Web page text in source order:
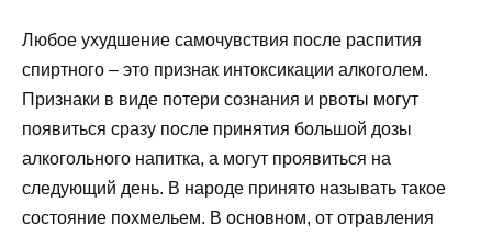
Любое ухудшение самочувствия после распития
спиртного – это признак интоксикации алкоголем.
Признаки в виде потери сознания и рвоты могут
появиться сразу после принятия большой дозы
алкогольного напитка, а могут проявиться на
следующий день. В народе принято называть такое
состояние похмельем. В основном, от отравления